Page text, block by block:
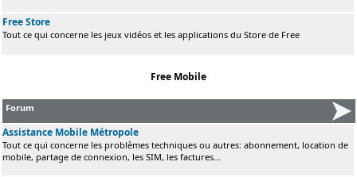
Free Store
Tout ce qui concerne les jeux vidéos et les applications du Store de Free
Free Mobile
Forum
Assistance Mobile Métropole
Tout ce qui concerne les problèmes techniques ou autres: abonnement, location de
mobile, partage de connexion, les SIM, les factures...